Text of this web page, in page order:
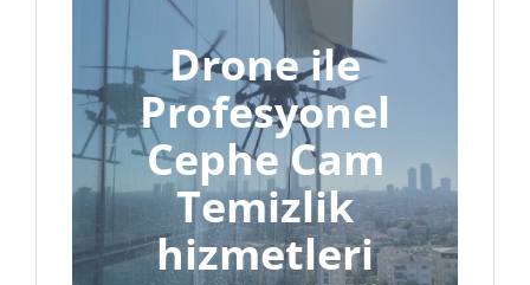
Drone ile
Profesyonel
Cephe Cam
Temizlik
hizmetleri